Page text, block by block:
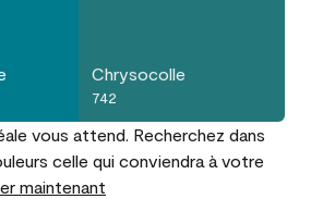
Chrysocolle
742
vous attend. Recherchez dans
celle qui conviendra à votre
maintenant